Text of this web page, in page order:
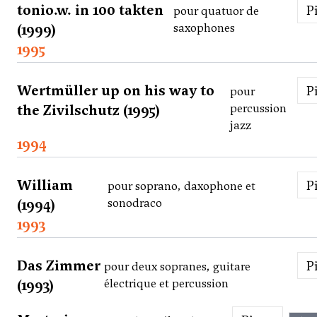
tonio.w. in 100 takten
(1999)
pour quatuor de
saxophones
1995
Wertmüller up on his way to
the Zivilschutz (1995)
pour
percussion
jazz
1994
William
(1994)
pour soprano, daxophone et
sonodraco
1993
Das Zimmer
(1993)
pour deux sopranes, guitare
électrique et percussion